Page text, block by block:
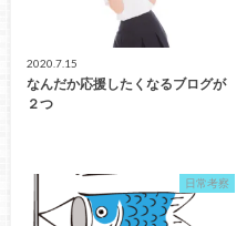
2020.7.15
なんだか応援したくなるブログが
２つ
日常考察